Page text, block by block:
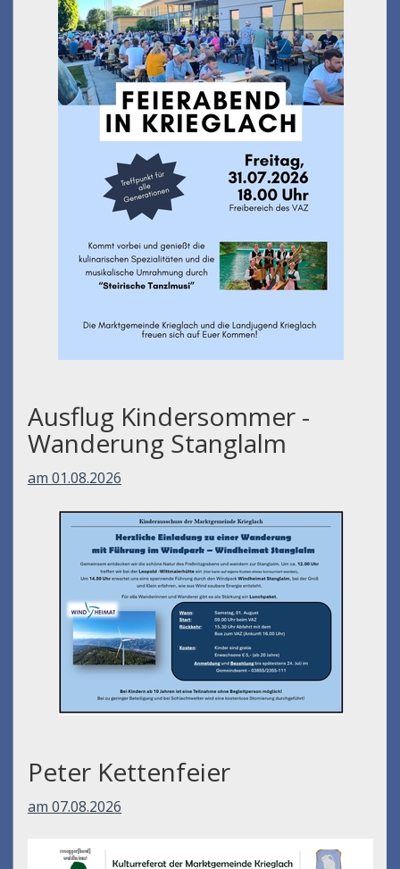
Ausflug Kindersommer -
Wanderung Stanglalm
am 01.08.2026
Peter Kettenfeier
am 07.08.2026